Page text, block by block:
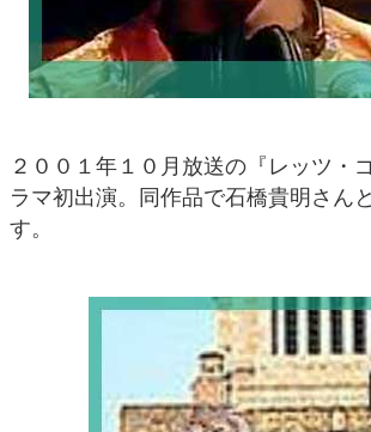
２００１年１０月放送の『レッツ・
ラマ初出演。同作品で石橋貴明さん
す。